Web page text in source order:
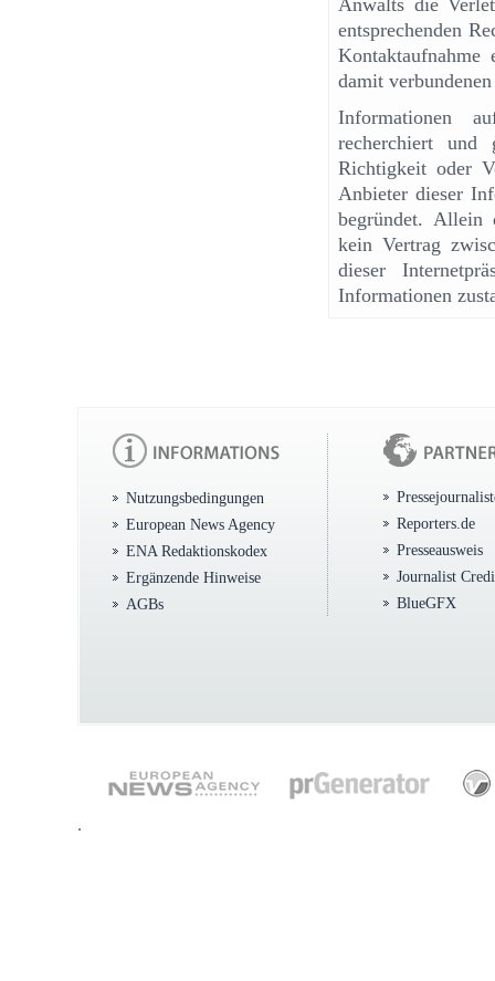
Anwalts die
entsprechenden
damit
Informationen
recherchiert
Richtigkeit oder
Anbieter dieser
begründet. Allein
kein Vertrag
dieser
Informationen
Nutzungsbedingungen
European News Agency
ENA Redaktionskodex
Ergänzende Hinweise
AGBs
Reporters.de
Presseausweis
Journalist
BlueGFX
.